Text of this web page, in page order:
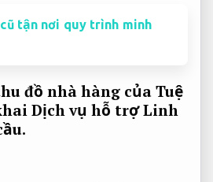
tận nơi quy trình minh
đồ nhà hàng của Tuệ
Dịch vụ hỗ trợLinh